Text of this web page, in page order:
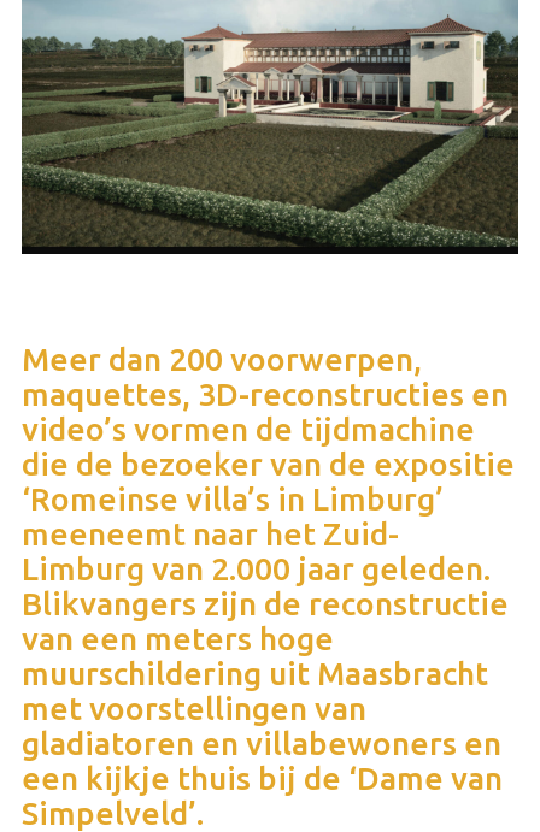
Meer dan 200 voorwerpen,
maquettes, 3D-reconstructies en
video’s vormen de tijdmachine
die de bezoeker van de expositie
‘Romeinse villa’s in Limburg’
meeneemt naar het Zuid-
Limburg van 2.000 jaar geleden.
Blikvangers zijn de reconstructie
van een meters hoge
muurschildering uit Maasbracht
met voorstellingen van
gladiatoren en villabewoners en
een kijkje thuis bij de ‘Dame van
Simpelveld’.